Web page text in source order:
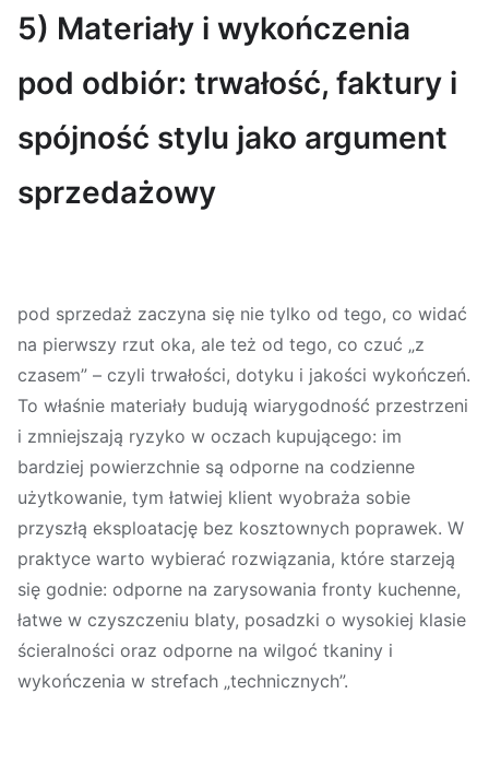
5) Materiały i wykończenia
pod odbiór: trwałość, faktury i
spójność stylu jako argument
sprzedażowy
pod sprzedaż zaczyna się nie tylko od tego, co widać
na pierwszy rzut oka, ale też od tego, co czuć „z
czasem” – czyli trwałości, dotyku i jakości wykończeń.
To właśnie materiały budują wiarygodność przestrzeni
i zmniejszają ryzyko w oczach kupującego: im
bardziej powierzchnie są odporne na codzienne
użytkowanie, tym łatwiej klient wyobraża sobie
przyszłą eksploatację bez kosztownych poprawek. W
praktyce warto wybierać rozwiązania, które starzeją
się godnie: odporne na zarysowania fronty kuchenne,
łatwe w czyszczeniu blaty, posadzki o wysokiej klasie
ścieralności oraz odporne na wilgoć tkaniny i
wykończenia w strefach „technicznych”.